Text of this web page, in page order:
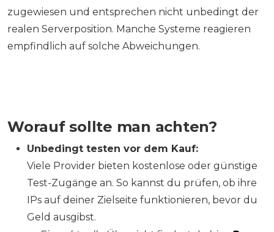
zugewiesen und entsprechen nicht unbedingt der
realen Serverposition. Manche Systeme reagieren
empfindlich auf solche Abweichungen.
Worauf sollte man achten?
Unbedingt testen vor dem Kauf:
Viele Provider bieten kostenlose oder günstige
Test-Zugänge an. So kannst du prüfen, ob ihre
IPs auf deiner Zielseite funktionieren, bevor du
Geld ausgibst.